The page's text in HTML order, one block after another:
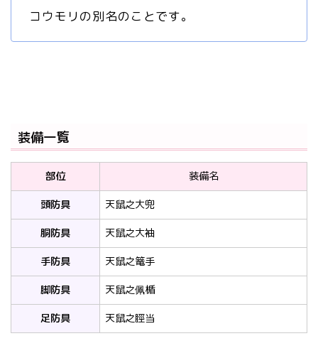
コウモリの別名のことです。
装備一覧
部位
装備名
頭防具
天鼠之大兜
胴防具
天鼠之大袖
手防具
天鼠之篭手
脚防具
天鼠之佩楯
足防具
天鼠之脛当